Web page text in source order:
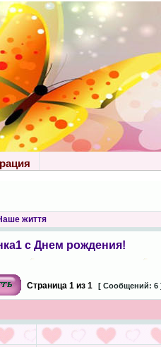
життя
с Днем рождения!
Страница 1из 1 [ Сообщений: 6